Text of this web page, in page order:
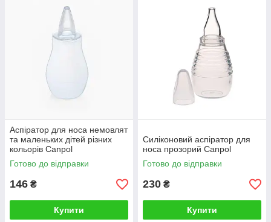
Аспiратор для носа немовлят
та маленьких дітей різних
кольорів Canpol
Готово до відправки
146 ₴
Купити
Силіконовий аспiратор для
носа прозорий Canpol
Готово до відправки
230 ₴
Купити